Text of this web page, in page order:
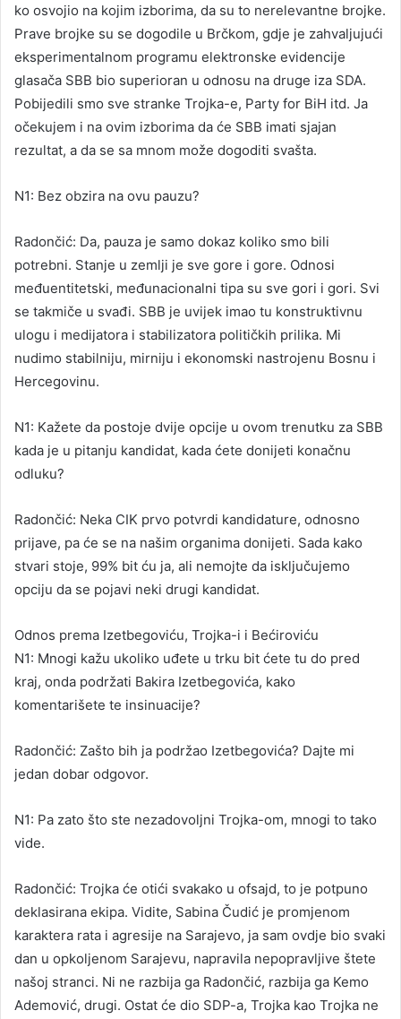
ko osvojio na kojim izborima, da su to nerelevantne brojke.
Prave brojke su se dogodile u Brčkom, gdje je zahvaljujući
eksperimentalnom programu elektronske evidencije
glasača SBB bio superioran u odnosu na druge iza SDA.
Pobijedili smo sve stranke Trojka-e, Party for BiH itd. Ja
očekujem i na ovim izborima da će SBB imati sjajan
rezultat, a da se sa mnom može dogoditi svašta.
N1: Bez obzira na ovu pauzu?
Radončić: Da, pauza je samo dokaz koliko smo bili
potrebni. Stanje u zemlji je sve gore i gore. Odnosi
međuentitetski, međunacionalni tipa su sve gori i gori. Svi
se takmiče u svađi. SBB je uvijek imao tu konstruktivnu
ulogu i medijatora i stabilizatora političkih prilika. Mi
nudimo stabilniju, mirniju i ekonomski nastrojenu Bosnu i
Hercegovinu.
N1: Kažete da postoje dvije opcije u ovom trenutku za SBB
kada je u pitanju kandidat, kada ćete donijeti konačnu
odluku?
Radončić: Neka CIK prvo potvrdi kandidature, odnosno
prijave, pa će se na našim organima donijeti. Sada kako
stvari stoje, 99% bit ću ja, ali nemojte da isključujemo
opciju da se pojavi neki drugi kandidat.
Odnos prema Izetbegoviću, Trojka-i i Bećiroviću
N1: Mnogi kažu ukoliko uđete u trku bit ćete tu do pred
kraj, onda podržati Bakira Izetbegovića, kako
komentarišete te insinuacije?
Radončić: Zašto bih ja podržao Izetbegovića? Dajte mi
jedan dobar odgovor.
N1: Pa zato što ste nezadovoljni Trojka-om, mnogi to tako
vide.
Radončić: Trojka će otići svakako u ofsajd, to je potpuno
deklasirana ekipa. Vidite, Sabina Čudić je promjenom
karaktera rata i agresije na Sarajevo, ja sam ovdje bio svaki
dan u opkoljenom Sarajevu, napravila nepopravljive štete
našoj stranci. Ni ne razbija ga Radončić, razbija ga Kemo
Ademović, drugi. Ostat će dio SDP-a, Trojka kao Trojka ne